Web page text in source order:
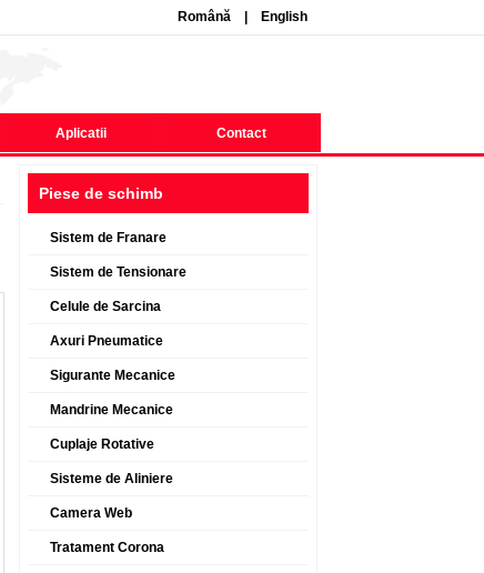
Română | English
Aplicatii Contact
Piese de schimb
Sistem de Franare
Sistem de Tensionare
Celule de Sarcina
Axuri Pneumatice
Sigurante Mecanice
Mandrine Mecanice
Cuplaje Rotative
Sisteme de Aliniere
Camera Web
Tratament Corona